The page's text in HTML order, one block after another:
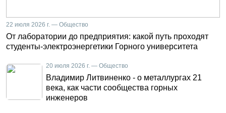
22 июля 2026 г. — Общество
От лаборатории до предприятия: какой путь проходят
студенты-электроэнергетики Горного университета
20 июля 2026 г. — Общество
Владимир Литвиненко - о металлургах 21
века, как части сообщества горных
инженеров